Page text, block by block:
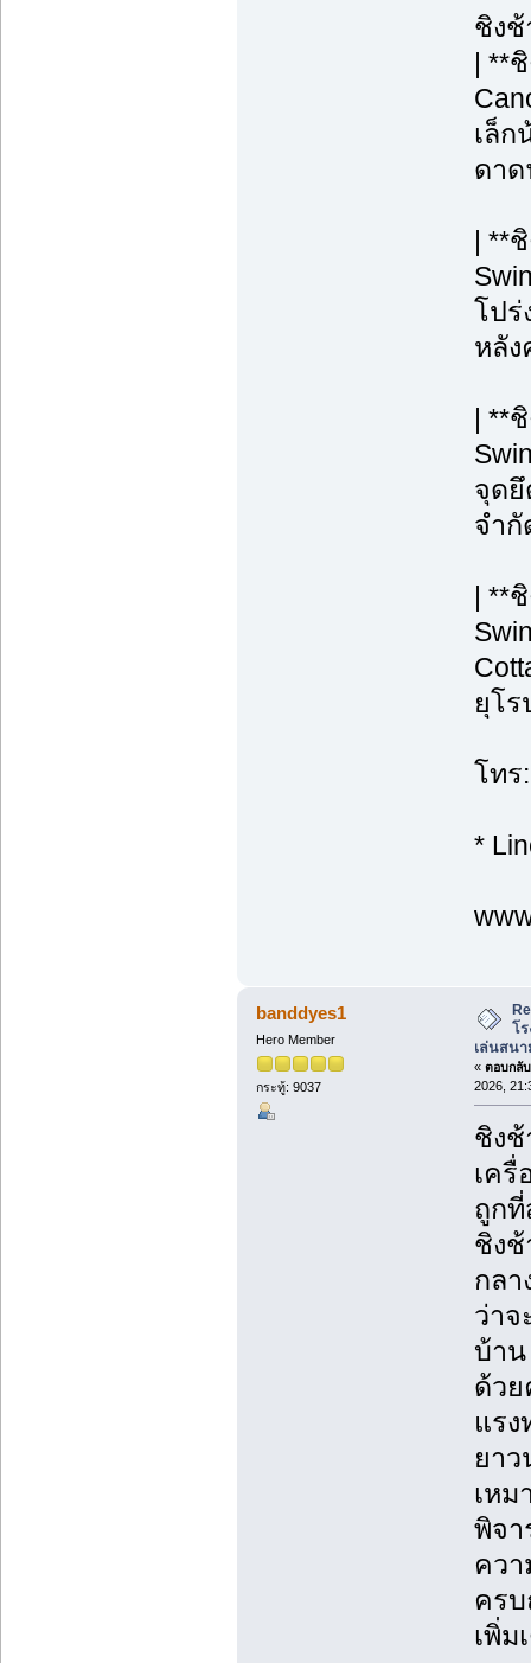
ชิงช้
| **
เล็ก
ดา
| **
โปร่
หลัง
| **
จุด
จำกั
| **
ยุโ
โทร
*
banddyes1
Hero Member
กระทู้: 9037
โ
เล่นสนา
« ตอบกลั
2026,
ชิงช้
เครื่
ถูกที่
ชิงช้
กลา
ว่าจ
บ้าน
ด้วย
แร
ยาว
เหม
พิจา
ควา
คร
เพิ่ม